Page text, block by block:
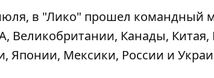
в "Лико" прошел командный
Великобритании, Канады,
Японии, Мексики, России и